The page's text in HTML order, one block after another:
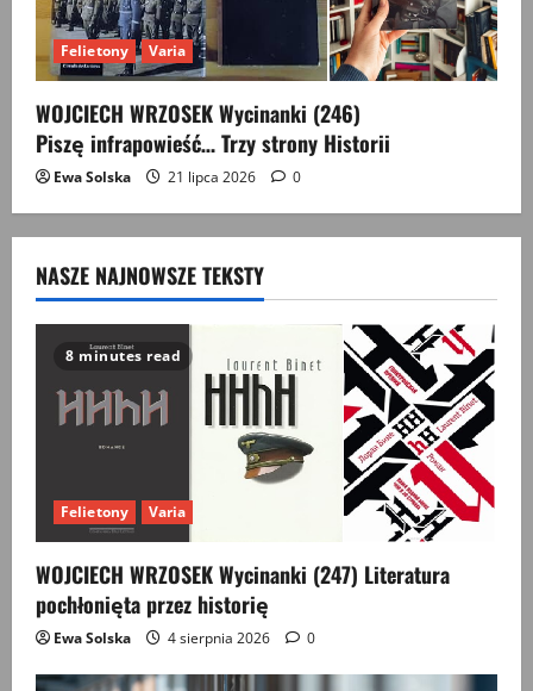
Felietony Varia
WOJCIECH WRZOSEK Wycinanki (246)
Piszę infrapowieść… Trzy strony Historii
Ewa Solska 21 lipca 2026 0
NASZE NAJNOWSZE TEKSTY
8 minutes read
Felietony Varia
WOJCIECH WRZOSEK Wycinanki (247) Literatura
pochłonięta przez historię
Ewa Solska 4 sierpnia 2026 0